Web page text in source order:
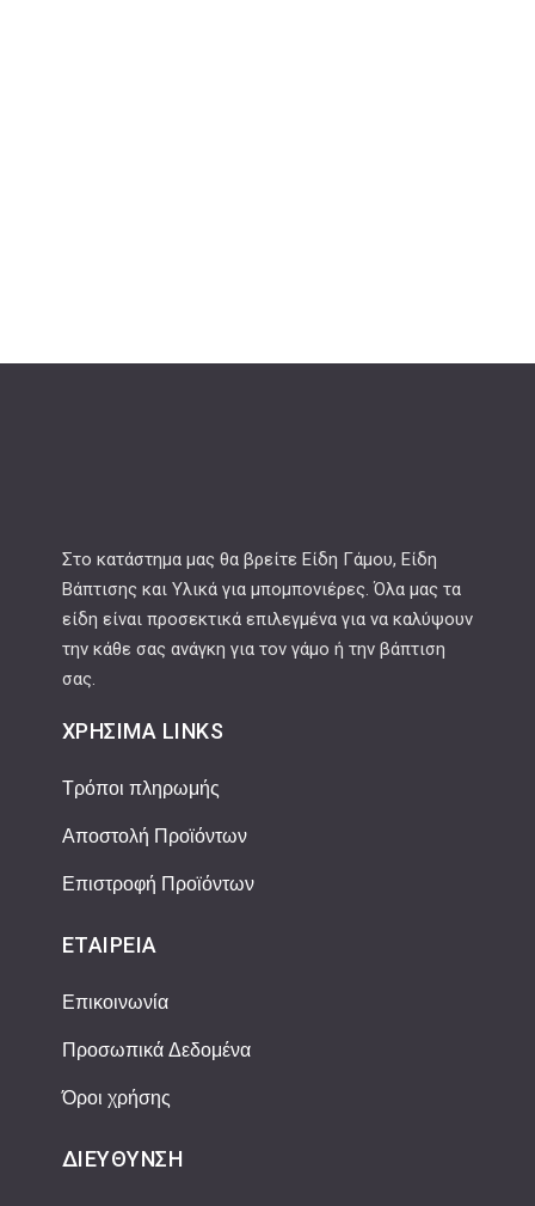
Στο κατάστημα μας θα βρείτε Είδη Γάμου, Είδη
Βάπτισης και Υλικά για μπομπονιέρες. Όλα μας τα
είδη είναι προσεκτικά επιλεγμένα για να καλύψουν
την κάθε σας ανάγκη για τον γάμο ή την βάπτιση
σας.
ΧΡΉΣΙΜΑ LINKS
Τρόποι πληρωμής
Αποστολή Προϊόντων
Επιστροφή Προϊόντων
ΕΤΑΙΡΕΊΑ
Επικοινωνία
Προσωπικά Δεδομένα
Όροι χρήσης
ΔΙΕΎΘΥΝΣΗ